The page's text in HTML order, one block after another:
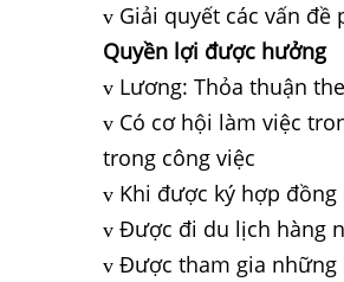
v Giải quyết các vấn
Quyền lợi được hưởng
v Lương: Thỏa thuận
v Có cơ hội làm việc
trong công việc
v Khi được ký hợp
v Được đi du lịch hàng
v Được tham gia những